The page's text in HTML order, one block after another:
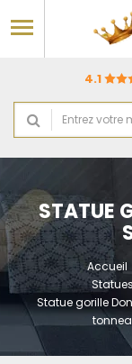
4.1
STATUE
Accueil
Statue gorille